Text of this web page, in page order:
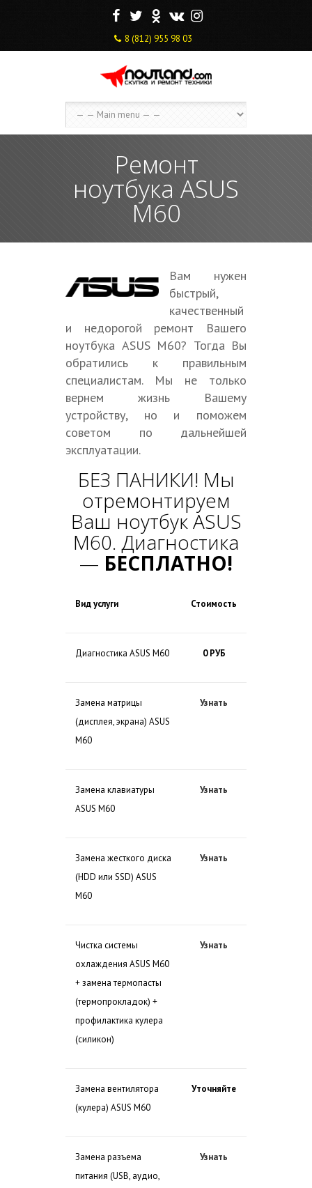
F T O V I
8 (812) 955 98 03
Ремонт
ноутбука ASUS
M60
Вам нужен
быстрый,
качественный
и недорогой ремонт Вашего
ноутбука ASUS M60? Тогда Вы
обратились к правильным
специалистам. Мы не только
вернем жизнь Вашему
устройству, но и поможем
советом по дальнейшей
эксплуатации.
БЕЗ ПАНИКИ! Мы
отремонтируем
Ваш ноутбук ASUS
M60. Диагностика
— БЕСПЛАТНО!
Вид услуги Стоимость
Диагностика ASUS M60 0 РУБ
Замена матрицы
(дисплея, экрана) ASUS
M60
Узнать
Замена клавиатуры
ASUS M60
Узнать
Замена жесткого диска
(HDD или SSD) ASUS
M60
Узнать
Чистка системы
охлаждения ASUS M60
+ замена термопасты
(термопрокладок) +
профилактика кулера
(силикон)
Узнать
Замена вентилятора
(кулера) ASUS M60
Уточняйте
Замена разъема
питания (USB, аудио,
Узнать